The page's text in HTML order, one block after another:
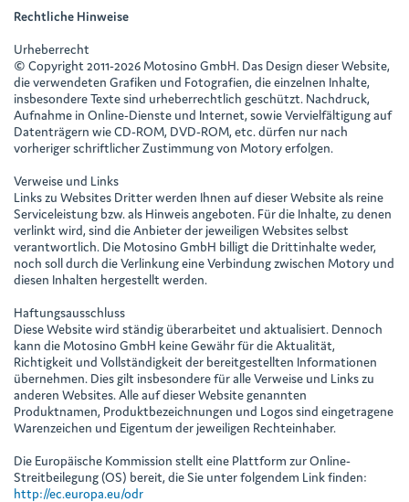
Rechtliche Hinweise
Urheberrecht
© Copyright 2011-2026 Motosino GmbH. Das Design dieser Website,
die verwendeten Grafiken und Fotografien, die einzelnen Inhalte,
insbesondere Texte sind urheberrechtlich geschützt. Nachdruck,
Aufnahme in Online-Dienste und Internet, sowie Vervielfältigung auf
Datenträgern wie CD-ROM, DVD-ROM, etc. dürfen nur nach
vorheriger schriftlicher Zustimmung von Motory erfolgen.
Verweise und Links
Links zu Websites Dritter werden Ihnen auf dieser Website als reine
Serviceleistung bzw. als Hinweis angeboten. Für die Inhalte, zu denen
verlinkt wird, sind die Anbieter der jeweiligen Websites selbst
verantwortlich. Die Motosino GmbH billigt die Drittinhalte weder,
noch soll durch die Verlinkung eine Verbindung zwischen Motory und
diesen Inhalten hergestellt werden.
Haftungsausschluss
Diese Website wird ständig überarbeitet und aktualisiert. Dennoch
kann die Motosino GmbH keine Gewähr für die Aktualität,
Richtigkeit und Vollständigkeit der bereitgestellten Informationen
übernehmen. Dies gilt insbesondere für alle Verweise und Links zu
anderen Websites. Alle auf dieser Website genannten
Produktnamen, Produktbezeichnungen und Logos sind eingetragene
Warenzeichen und Eigentum der jeweiligen Rechteinhaber.
Die Europäische Kommission stellt eine Plattform zur Online-
Streitbeilegung (OS) bereit, die Sie unter folgendem Link finden:
http://ec.europa.eu/odr